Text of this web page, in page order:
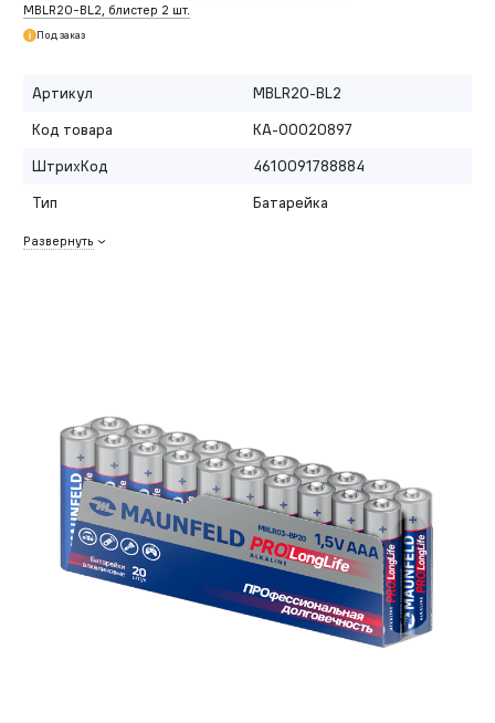
MBLR20-BL2, блистер 2 шт.
Под заказ
Артикул
MBLR20-BL2
Код товара
КА-00020897
ШтрихКод
4610091788884
Тип
Батарейка
Развернуть